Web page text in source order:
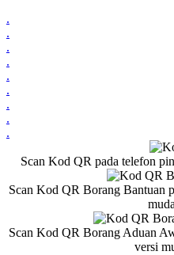
.
.
.
.
.
.
.
.
.
Scan Kod QR pada telefon
Scan Kod QR Borang Bantuan
Scan Kod QR Borang Aduan
versi